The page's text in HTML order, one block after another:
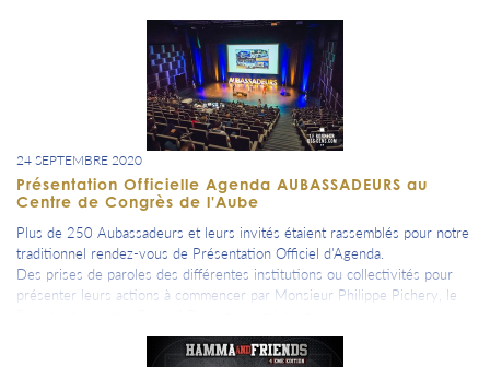
24 SEPTEMBRE 2020
Présentation Officielle Agenda AUBASSADEURS au
Centre de Congrès de l'Aube
Plus de 250 Aubassadeurs et leurs invités étaient rassemblés pour notre
traditionnel rendez-vous de Présentation Officiel d'Agenda.
Des prises de paroles des différentes institutions ou collectivités pour
présenter leurs actions à commencer par Monsieur Philippe Pichery, le
sincèrement et chaleureusement la présencence à nos côtés, puis une
présentation des futures nombreuses actions de notre communauté par